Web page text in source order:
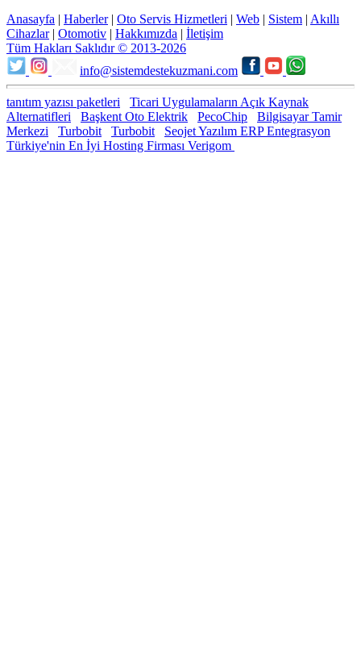
Anasayfa | Haberler| Oto Servis Hizmetleri | Web | Sistem | Akıllı
Cihazlar| Otomotiv | Hakkımızda | İletişim
Tüm Hakları Saklıdır © 2013-2026
info@sistemdestekuzmani.com
tanıtım yazısı paketleri
Ticari Uygulamaların Açık Kaynak
Alternatifleri
Başkent Oto Elektrik PecoChip
Bilgisayar Tamir
Merkezi
Turbobit Turbobit
Seojet Yazılım ERP Entegrasyon
Türkiye'nin En İyi Hosting Firması Verigom